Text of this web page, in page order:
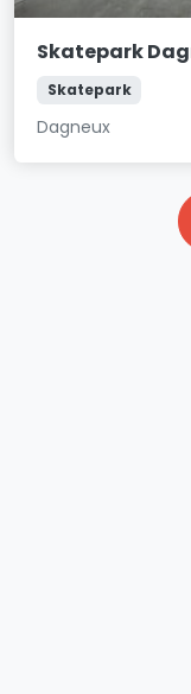
Skatepark
Skatepark
Dagneux